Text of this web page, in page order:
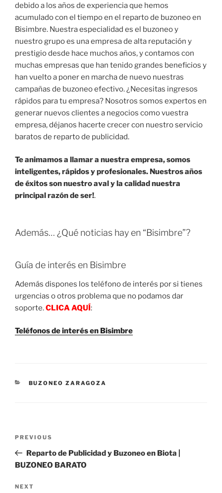
debido a los años de experiencia que hemos
acumulado con el tiempo en el reparto de buzoneo en
Bisimbre. Nuestra especialidad es el buzoneo y
nuestro grupo es una empresa de alta reputación y
prestigio desde hace muchos años, y contamos con
muchas empresas que han tenido grandes beneficios y
han vuelto a poner en marcha de nuevo nuestras
campañas de buzoneo efectivo. ¿Necesitas ingresos
rápidos para tu empresa? Nosotros somos expertos en
generar nuevos clientes a negocios como vuestra
empresa, déjanos hacerte crecer con nuestro servicio
baratos de reparto de publicidad.
Te animamos a llamar a nuestra empresa, somos
inteligentes, rápidos y profesionales. Nuestros años
de éxitos son nuestro aval y la calidad nuestra
principal razón de ser!.
Además… ¿Qué noticias hay en “Bisimbre”?
Guía de interés en Bisimbre
Además dispones los teléfono de interés por si tienes
urgencias o otros problema que no podamos dar
soporte.CLICA AQUÍ:
Teléfonos de interés en Bisimbre
CATEGORIES
BUZONEO ZARAGOZA
Previous
Post
PREVIOUS
Reparto de Publicidad y Buzoneo en Biota |
BUZONEO BARATO
Next
NEXT